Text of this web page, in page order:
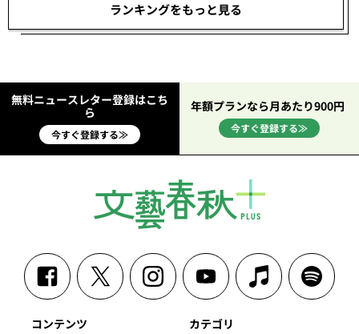
ランキングをもっと見る
無料ニュースレター登録はこち
ら
今すぐ登録する≫
年額プランなら月あたり900円
今すぐ登録する≫
コンテンツ カテゴリ